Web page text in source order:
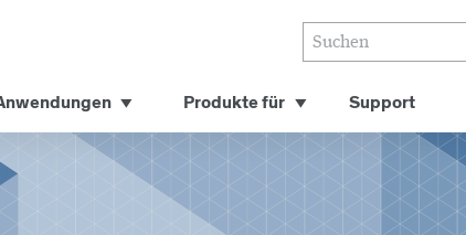
Produkte für Support